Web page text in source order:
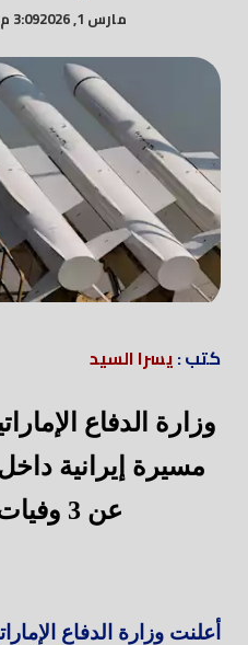
مارس 1, 2026 3:09 م
كتب :يسرا السيد
مسيرة إيرانية
عن 3 وفيات و58 إصابة
أعلنت وزارة الدفاع